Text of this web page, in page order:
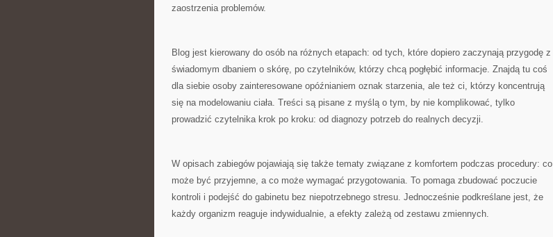
zaostrzenia problemów.
Blog jest kierowany do osób na różnych etapach: od tych, które dopiero zaczynają przygodę z
świadomym dbaniem o skórę, po czytelników, którzy chcą pogłębić informacje. Znajdą tu coś
dla siebie osoby zainteresowane opóźnianiem oznak starzenia, ale też ci, którzy koncentrują
się na modelowaniu ciała. Treści są pisane z myślą o tym, by nie komplikować, tylko
prowadzić czytelnika krok po kroku: od diagnozy potrzeb do realnych decyzji.
W opisach zabiegów pojawiają się także tematy związane z komfortem podczas procedury: co
może być przyjemne, a co może wymagać przygotowania. To pomaga zbudować poczucie
kontroli i podejść do gabinetu bez niepotrzebnego stresu. Jednocześnie podkreślane jest, że
każdy organizm reaguje indywidualnie, a efekty zależą od zestawu zmiennych.